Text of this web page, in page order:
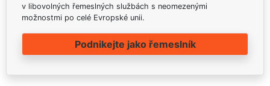
v libovolných řemeslných službách s neomezenými
možnostmi po celé Evropské unii.
Podnikejte jako řemeslník